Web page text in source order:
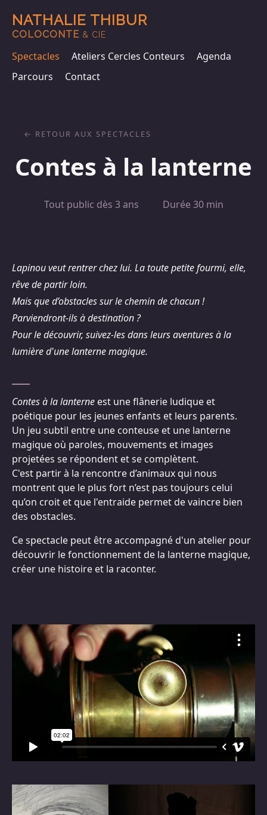
NATHALIE THIBUR
COLOCONTE & CIE
Spectacles Ateliers Cercles Conteurs
Agenda
Parcours
Contact
Contes à la lanterne
Tout public dès 3 ans Durée 30 min
RETOUR AUX SPECTACLES
Lapinou veut rentrer chez lui. La toute petite fourmi, elle,
rêve de partir loin.
Mais que d’obstacles sur le chemin de chacun !
Parviendront-ils à destination ?
Pour le découvrir, suivez-les dans leurs aventures à la
lumière d'une lanterne magique.
Contes à la lanterne est une flânerie ludique et
poétique pour les jeunes enfants et leurs parents.
Un jeu subtil entre une conteuse et une lanterne
magique où paroles, mouvements et images
projetées se répondent et se complètent.
C'est partir à la rencontre d’animaux qui nous
montrent que le plus fort n’est pas toujours celui
qu’on croit et que l'entraide permet de vaincre bien
des obstacles.
Ce spectacle peut être accompagné d'un atelier pour
découvrir le fonctionnement de la lanterne magique,
créer une histoire et la raconter.